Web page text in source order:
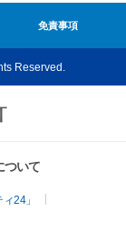
免責事項
Reserved.
ついて
24」